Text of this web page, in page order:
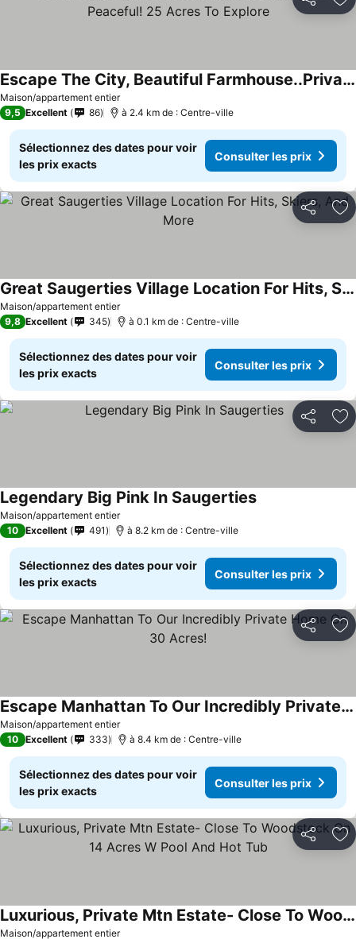
Partager
Maison/appartement entier
Escape The City, Beautiful Farmhouse..Private & Peaceful! 25 Acres To Explore
9,5 Excellent 86 à 2.4 km de : Centre-ville
Sélectionnez des dates pour voir
les prix exacts
Consulter les prix
Partager
Maison/appartement entier
Great Saugerties Village Location For Hits, Skiers, And More
9,8 Excellent 345 à 0.1 km de : Centre-ville
Sélectionnez des dates pour voir
les prix exacts
Consulter les prix
Partager
Maison/appartement entier
Legendary Big Pink In Saugerties
10 Excellent 491 à 8.2 km de : Centre-ville
Sélectionnez des dates pour voir
les prix exacts
Consulter les prix
Partager
Maison/appartement entier
Escape Manhattan To Our Incredibly Private Home On 30 Acres!
10 Excellent 333 à 8.4 km de : Centre-ville
Sélectionnez des dates pour voir
les prix exacts
Consulter les prix
Partager
Maison/appartement entier
Luxurious, Private Mtn Estate- Close To Woodstock On 14 Acres W Pool And Hot Tub